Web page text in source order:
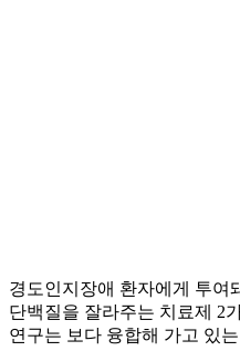
경도인지장애 환자에게 투여
단백질을 잘라주는 치료제 2
연구는 보다 융합해 가고 있